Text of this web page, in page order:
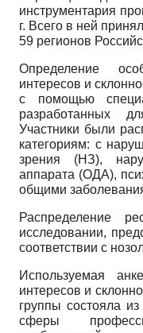
инструментария
г. Всего в ней
59 регионов
Определение
интересов и
с помощью
разработанных
Участники были
категориям: с
зрения (НЗ),
аппарата (ОДА),
общими
Распределение
исследовании,
соответствии с
Используемая
интересов и
группы состояла
сферы